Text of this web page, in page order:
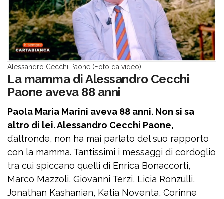
Alessandro Cecchi Paone (Foto da video)
La mamma di Alessandro Cecchi
Paone aveva 88 anni
Paola Maria Marini aveva 88 anni. Non si sa
altro di lei. Alessandro Cecchi Paone,
d’altronde, non ha mai parlato del suo rapporto
con la mamma. Tantissimi i messaggi di cordoglio
tra cui spiccano quelli di Enrica Bonaccorti,
Marco Mazzoli, Giovanni Terzi, Licia Ronzulli,
Jonathan Kashanian, Katia Noventa, Corinne